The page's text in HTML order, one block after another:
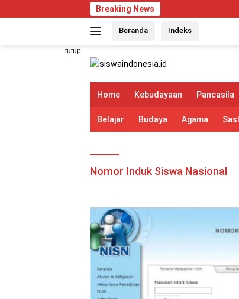
ke
Breaking News
Beranda Indeks
tutup
Home Kebudayaan Pancasila
Belajar Budaya Agama
Nomor Induk Siswa Nasional